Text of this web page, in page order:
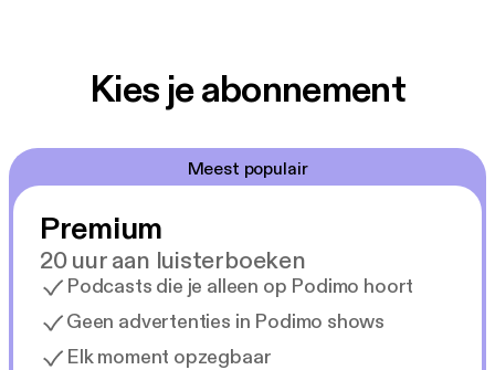
Kies je abonnement
Meest populair
Premium
20 uur aan luisterboeken
Podcasts die je alleen op Podimo hoort
Geen advertenties in Podimo shows
Elk moment opzegbaar